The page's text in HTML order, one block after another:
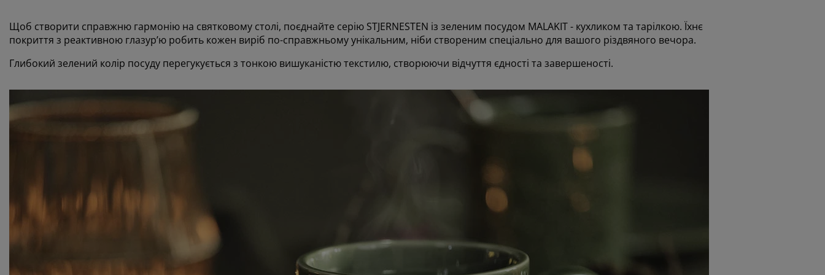
Щоб створити справжню гармонію на святковому столі, поєднайте серію STJERNESTEN із зеленим посудом MALAKIT - кухликом та тарілкою. Їхнє
покриття з реактивною глазур’ю робить кожен виріб по-справжньому унікальним, ніби створеним спеціально для вашого різдвяного вечора.
Глибокий зелений колір посуду перегукується з тонкою вишуканістю текстилю, створюючи відчуття єдності та завершеності.